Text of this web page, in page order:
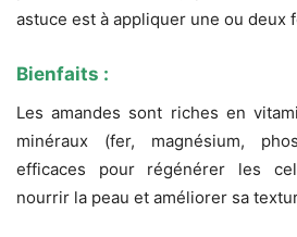
astuce est à appliquer une ou deux
Bienfaits :
Les amandes sont riches en
minéraux (fer, magnésium,
efficaces pour régénérer les
nourrir la peau et améliorer sa